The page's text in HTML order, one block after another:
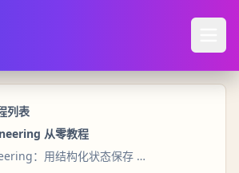
列表
从零教程
3 State Engineering：用结构化状态保存 Agent 进度